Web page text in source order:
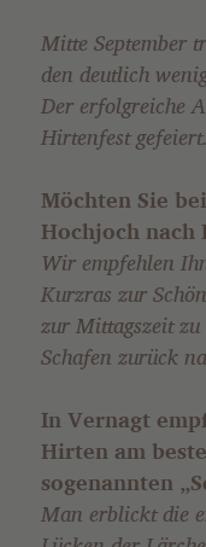
Mitte September
den deutlich
Der erfolgreiche
Hirtenfest gefeiert.
Möchten Sie
Hochjoch nach
Wir empfehlen
Kurzras zur
zur Mittagszeit
Schafen zurück
In Vernagt
Hirten am
sogenannten
Man erblickt die